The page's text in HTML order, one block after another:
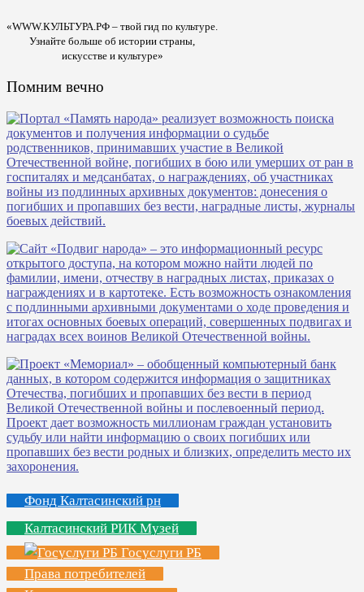
«WWW.КУЛЬТУРА.РФ – твой гид по культуре.
Узнайте больше об истории страны,
искусстве и культуре»
Помним вечно
Фонд Калтасинский рн
Калтасинский РИК Музей
Госуслуги РБ
Права потребителей